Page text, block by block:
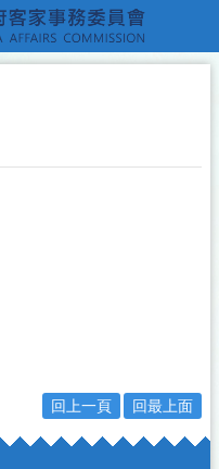
回上一頁 回最上面